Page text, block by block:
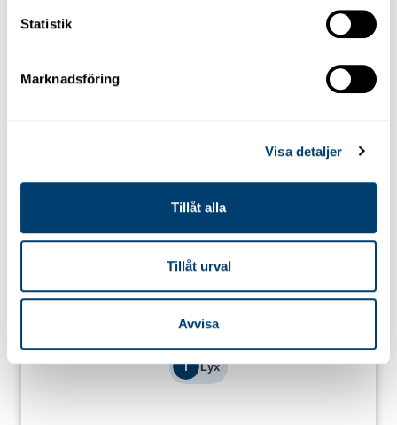
Statistik
Marknadsföring
Visa detaljer
Tillåt alla
Tillåt urval
Avvisa
på
T Lyx